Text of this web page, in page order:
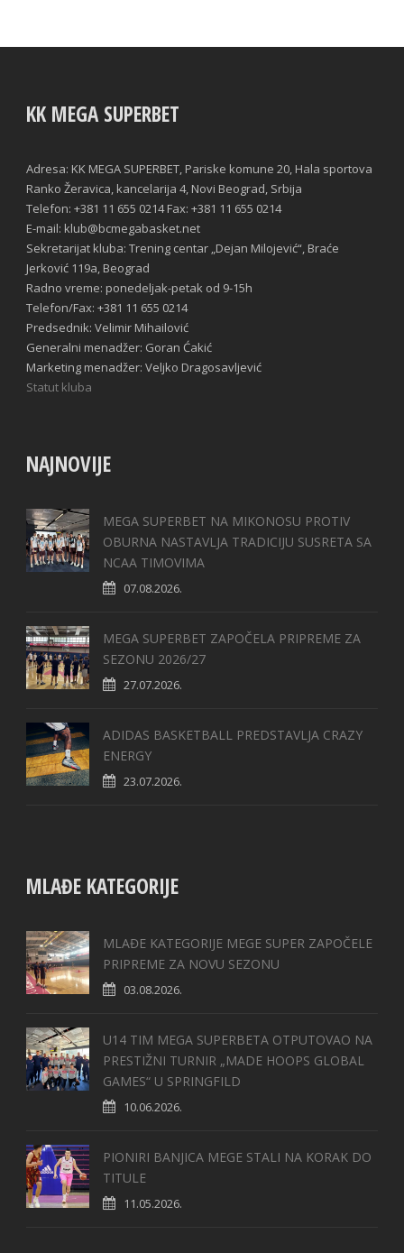
KK MEGA SUPERBET
Adresa: KK MEGA SUPERBET, Pariske komune 20, Hala sportova
Ranko Žeravica, kancelarija 4, Novi Beograd, Srbija
Telefon: +381 11 655 0214 Fax: +381 11 655 0214
E-mail: klub@bcmegabasket.net
Sekretarijat kluba: Trening centar „Dejan Milojević“, Braće
Jerković 119a, Beograd
Radno vreme: ponedeljak-petak od 9-15h
Telefon/Fax: +381 11 655 0214
Predsednik: Velimir Mihailović
Generalni menadžer: Goran Ćakić
Marketing menadžer: Veljko Dragosavljević
Statut kluba
NAJNOVIJE
MEGA SUPERBET NA MIKONOSU PROTIV
OBURNA NASTAVLJA TRADICIJU SUSRETA SA
NCAA TIMOVIMA
07.08.2026.
MEGA SUPERBET ZAPOČELA PRIPREME ZA
SEZONU 2026/27
27.07.2026.
ADIDAS BASKETBALL PREDSTAVLJA CRAZY
ENERGY
23.07.2026.
MLAĐE KATEGORIJE
MLAĐE KATEGORIJE MEGE SUPER ZAPOČELE
PRIPREME ZA NOVU SEZONU
03.08.2026.
U14 TIM MEGA SUPERBETA OTPUTOVAO NA
PRESTIŽNI TURNIR „MADE HOOPS GLOBAL
GAMES“ U SPRINGFILD
10.06.2026.
PIONIRI BANJICA MEGE STALI NA KORAK DO
TITULE
11.05.2026.